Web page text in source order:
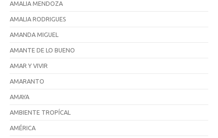
AMALIA MENDOZA
AMALIA RODRIGUES
AMANDA MIGUEL
AMANTE DE LO BUENO
AMAR Y VIVIR
AMARANTO
AMAYA
AMBIENTE TROPÍCAL
AMÉRICA